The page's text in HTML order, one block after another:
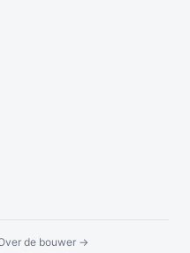
de bouwer →